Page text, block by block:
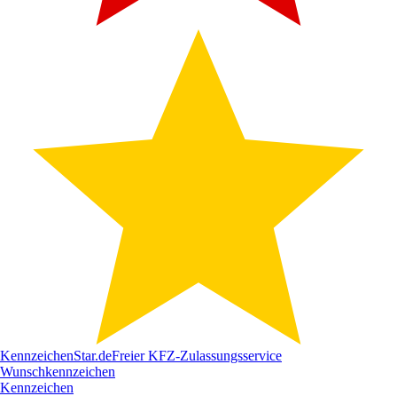
KennzeichenStar.deFreier KFZ-Zulassungsservice
Wunschkennzeichen
Kennzeichen